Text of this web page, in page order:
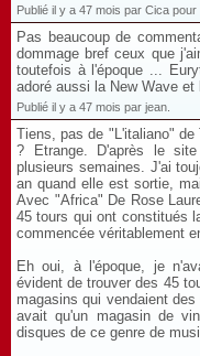
Publié il y a 47 mois par Cica pour
Pas beaucoup de
dommage bref ceux que
toutefois à l'époque ...
adoré aussi la New Wave
Publié il y a 47 mois par jean.
Tiens, pas de "L'italiano" de
? Etrange. D'après le
plusieurs semaines. J'ai
an quand elle est sortie,
Avec "Africa" De Rose
45 tours qui ont constitués
commencée véritablement
Eh oui, à l'époque, je
évident de trouver des 45
magasins qui vendaient
avait qu'un magasin de
disques de ce genre de